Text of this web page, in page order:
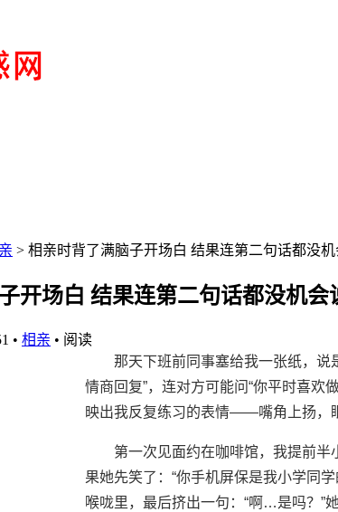
> 相亲时背了满脑子开场白 结果连第二句话都没
开场白 结果连第二句话都没机会
• 相亲 • 阅读
那天下班前同事塞给我一张纸，说
情商回复”，连对方可能问“你平时喜欢
映出我反复练习的表情——嘴角上扬，
第一次见面约在咖啡馆，我提前
果她先笑了：“你手机屏保是我小学同
喉咙里，最后挤出一句：“啊…是吗？”